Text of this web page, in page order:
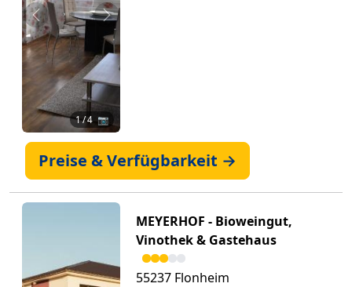
Zurück Weiter
1/ 4 📷
Preise & Verfügbarkeit →
MEYERHOF - Bioweingut,
Vinothek & Gastehaus
55237 Flonheim